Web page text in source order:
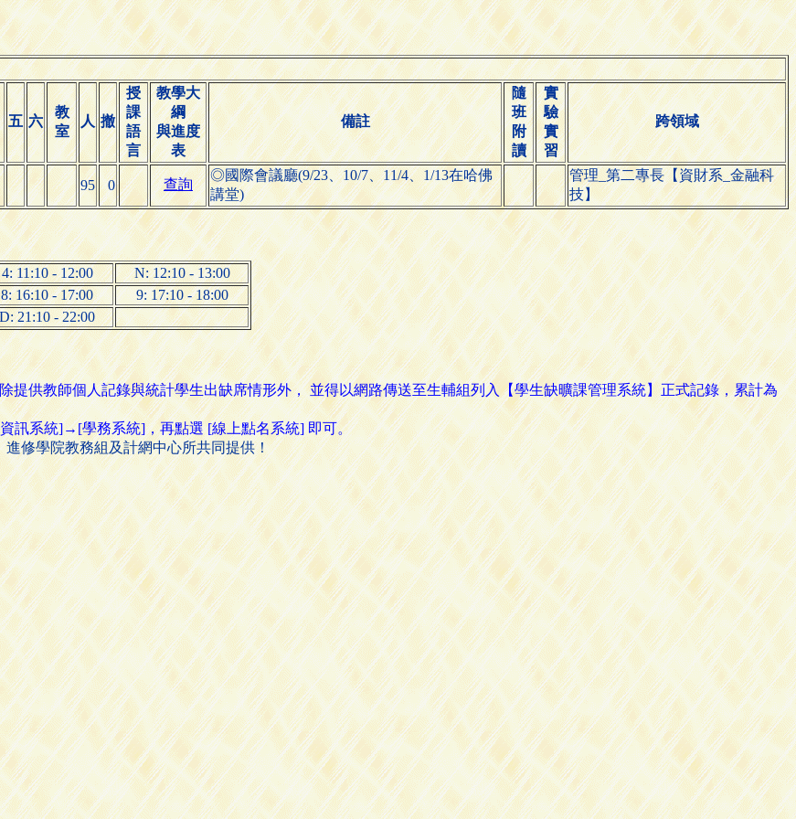
五 六
教
室
人 撤
授
課
語
言
教學大
綱
與進度
表
備註
隨
班
附
讀
實
驗
實
習
跨領域
95 0 查詢
◎國際會議廳(9/23、10/7、11/4、1/13在哈佛
講堂)
管理_第二專長【資財系_金融科
技】
4: 11:10 - 12:00
N: 12:10 - 13:00
8: 16:10 - 17:00
9: 17:10 - 18:00
D: 21:10 - 22:00
提供教師個人記錄與統計學生出缺席情形外， 並得以網路傳送至生輔組列入【學生缺曠課管理系統】正式記錄，累計為
訊系統]→[學務系統]，再點選 [線上點名系統] 即可。
修學院教務組及計網中心所共同提供！